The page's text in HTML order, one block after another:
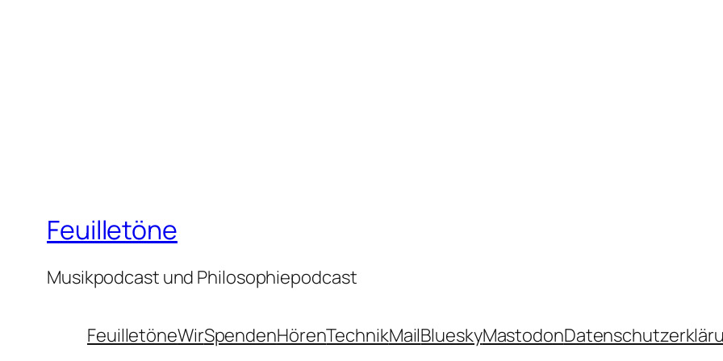
Feuilletöne
Musikpodcast und Philosophiepodcast
FeuilletöneWirSpendenHörenTechnikMailBlueskyMastodon